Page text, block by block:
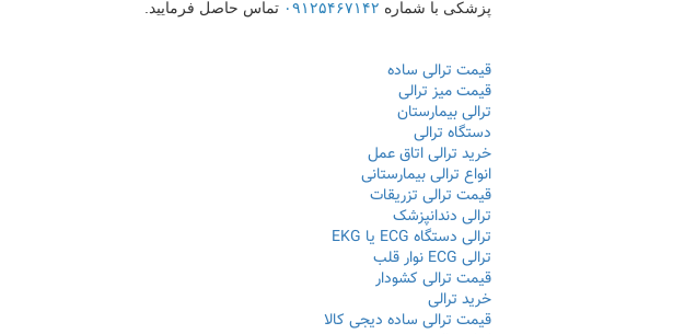
پزشکی با شماره ۰۹۱۲۵۴۶۷۱۴۲ تماس حاصل فرمایید.
قیمت ترالی ساده
قیمت میز ترالی
ترالی بیمارستان
دستگاه ترالی
خرید ترالی اتاق عمل
انواع ترالی بیمارستانی
قیمت ترالی تزریقات
ترالی دندانپزشک
ترالی دستگاه ECG یا EKG
ترالی ECG نوار قلب
قیمت ترالی کشودار
خرید ترالی
قیمت ترالی ساده دیجی کالا